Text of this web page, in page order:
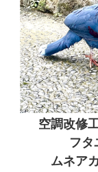
空調改修
フタ
ムネア